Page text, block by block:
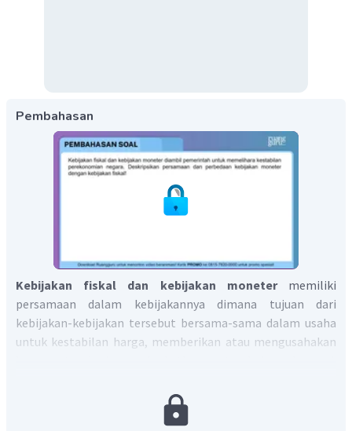
Pembahasan
Kebijakan fiskal dan kebijakan monetermemiliki
persamaan dalam kebijakannya dimana tujuan dari
kebijakan-kebijakan tersebut bersama-sama dalam usaha
untuk kestabilan harga, memberikan atau mengusahakan
kebijakan moneter di antaranya sebagai berikut.